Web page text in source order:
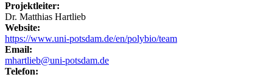
Projektleiter:
Dr. Matthias Hartlieb
Website:
https://www.uni-potsdam.de/en/polybio/team
Email:
mhartlieb@uni-potsdam.de
Telefon: